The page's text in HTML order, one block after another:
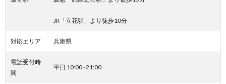
JR「立花駅」より徒歩10分
対応エリア 兵庫県
電話受付時
間
平日 10:00~21:00